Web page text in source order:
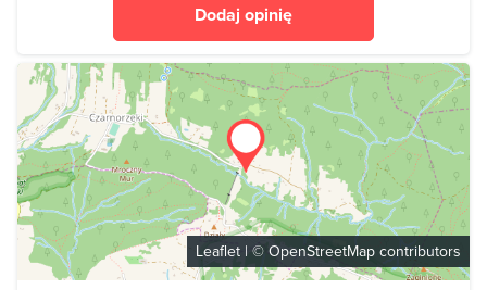
Dodaj opinię
Leaflet | © OpenStreetMap contributors